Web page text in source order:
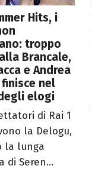
Hits, i
troppo
Brancale,
e Andrea
nel
elogi
di Rai 1
la Delogu,
la lunga
di Seren...